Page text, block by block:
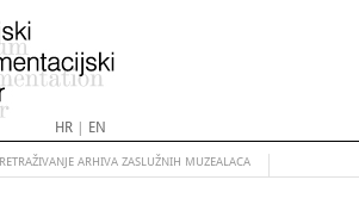
HR| EN
ARHIVA ZASLUŽNIH MUZEALACA